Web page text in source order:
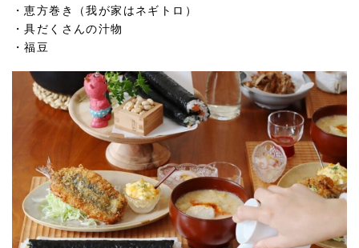
・恵方巻き（我が家はネギトロ）
・具だくさんの汁物
・福豆